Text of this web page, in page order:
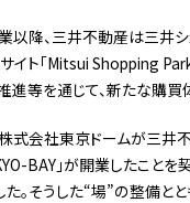
降、三井不動産は三井シ
ト「Mitsui Shopping Park
進等を通じて、新たな購買
式会社東京ドームが三井
BAY」が開業したこと
た。そうした“場”の整備と